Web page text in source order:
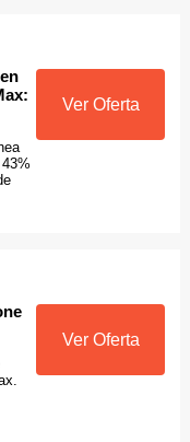
Ver Oferta
Ver Oferta